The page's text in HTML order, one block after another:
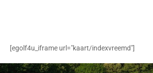
[egolf4u_iframe url="kaart/indexvreemd"]